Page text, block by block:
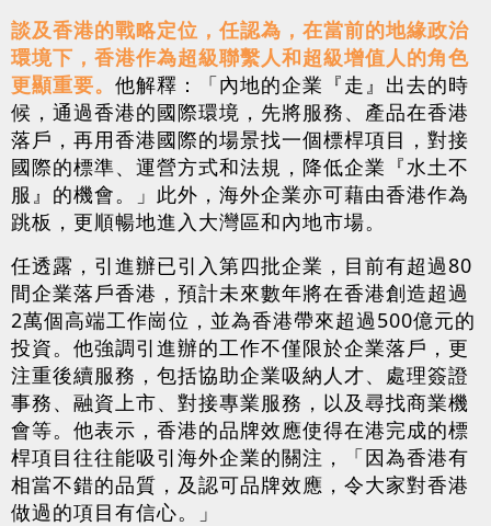
談及香港的戰略定位，任認為，在當前的地緣政治
環境下，香港作為超級聯繫人和超級增值人的角色
更顯重要。 他解釋：「內地的企業『走』出去的時
候，通過香港的國際環境，先將服務、產品在香港
落戶，再用香港國際的場景找一個標桿項目，對接
國際的標準、運營方式和法規，降低企業『水土不
服』的機會。」此外，海外企業亦可藉由香港作為
跳板，更順暢地進入大灣區和內地市場。
任透露，引進辦已引入第四批企業，目前有超過80
間企業落戶香港，預計未來數年將在香港創造超過
2萬個高端工作崗位，並為香港帶來超過500億元的
投資。他強調引進辦的工作不僅限於企業落戶，更
注重後續服務，包括協助企業吸納人才、處理簽證
事務、融資上市、對接專業服務，以及尋找商業機
會等。他表示，香港的品牌效應使得在港完成的標
桿項目往往能吸引海外企業的關注，「因為香港有
相當不錯的品質，及認可品牌效應，令大家對香港
做過的項目有信心。」